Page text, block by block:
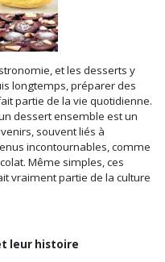
et les desserts y
longtemps, préparer des
partie de la vie quotidienne.
dessert ensemble est un
souvent liés à
incontournables, comme
Même simples, ces
vraiment partie de la culture
leur histoire